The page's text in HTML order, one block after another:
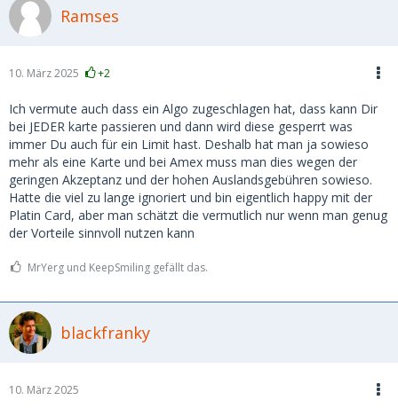
Ramses
10. März 2025 +2
Ich vermute auch dass ein Algo zugeschlagen hat, dass kann Dir
bei JEDER karte passieren und dann wird diese gesperrt was
immer Du auch für ein Limit hast. Deshalb hat man ja sowieso
mehr als eine Karte und bei Amex muss man dies wegen der
geringen Akzeptanz und der hohen Auslandsgebühren sowieso.
Hatte die viel zu lange ignoriert und bin eigentlich happy mit der
Platin Card, aber man schätzt die vermutlich nur wenn man genug
der Vorteile sinnvoll nutzen kann
MrYerg und KeepSmiling gefällt das.
blackfranky
10. März 2025